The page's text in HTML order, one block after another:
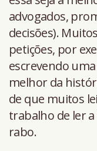
advogados,
decisões).
petições, por
escrevendo
melhor da
de que muitos
trabalho de ler a
rabo.